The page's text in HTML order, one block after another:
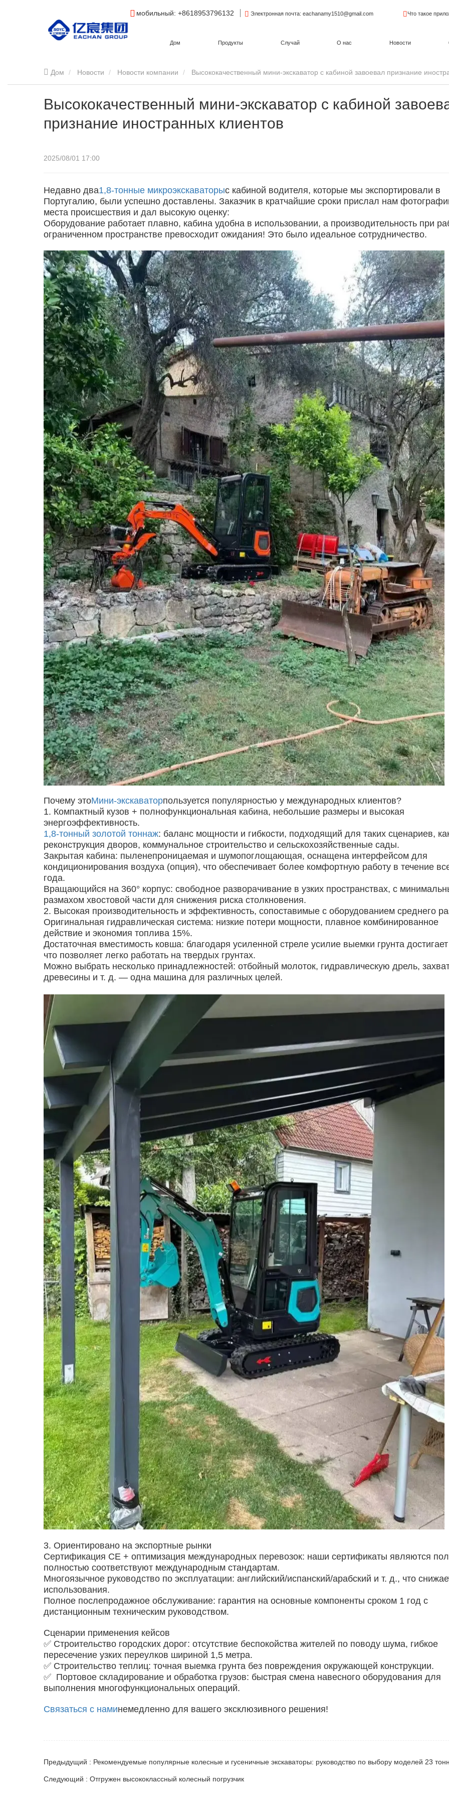
Дом Продукты Случай О нас Новости
мобильный: +8618953796132 Электронная почта: eachanamy1510@gmail.com Что такое
Дом Новости Новости компании Высококачественный мини-экскаватор с кабиной завоевал признание
Высококачественный мини-экскаватор с кабиной
признание иностранных клиентов
2025/08/01 17:00
Недавно два1,8-тонные микроэкскаваторыс кабиной водителя, которые мы экспортировали в
Португалию, были успешно доставлены. Заказчик в кратчайшие сроки прислал нам
места происшествия и дал высокую оценку:
Оборудование работает плавно, кабина удобна в использовании, а производительность при
ограниченном пространстве превосходит ожидания! Это было идеальное сотрудничество.
Почему этоМини-экскаваторпользуется популярностью у международных клиентов?
1. Компактный кузов + полнофункциональная кабина, небольшие размеры и высокая
энергоэффективность.
1,8-тонный золотой тоннаж: баланс мощности и гибкости, подходящий для таких сценариев,
реконструкция дворов, коммунальное строительство и сельскохозяйственные сады.
Закрытая кабина: пыленепроницаемая и шумопоглощающая, оснащена интерфейсом для
кондиционирования воздуха (опция), что обеспечивает более комфортную работу в течение
года.
Вращающийся на 360° корпус: свободное разворачивание в узких пространствах, с
размахом хвостовой части для снижения риска столкновения.
2. Высокая производительность и эффективность, сопоставимые с оборудованием среднего
Оригинальная гидравлическая система: низкие потери мощности, плавное комбинированное
действие и экономия топлива 15%.
Достаточная вместимость ковша: благодаря усиленной стреле усилие выемки грунта
что позволяет легко работать на твердых грунтах.
Можно выбрать несколько принадлежностей: отбойный молоток, гидравлическую дрель,
древесины и т. д. — одна машина для различных целей.
3. Ориентировано на экспортные рынки
Сертификация CE + оптимизация международных перевозок: наши сертификаты являются
полностью соответствуют международным стандартам.
Многоязычное руководство по эксплуатации: английский/испанский/арабский и т. д., что
использования.
Полное послепродажное обслуживание: гарантия на основные компоненты сроком 1 год с
дистанционным техническим руководством.
Сценарии применения кейсов
✅ Строительство городских дорог: отсутствие беспокойства жителей по поводу шума, гибкое
пересечение узких переулков шириной 1,5 метра.
✅ Строительство теплиц: точная выемка грунта без повреждения окружающей конструкции.
✅ Портовое складирование и обработка грузов: быстрая смена навесного оборудования для
выполнения многофункциональных операций.
Связаться с наминемедленно для вашего эксклюзивного решения!
Следующий : Отгружен высококлассный колесный погрузчик